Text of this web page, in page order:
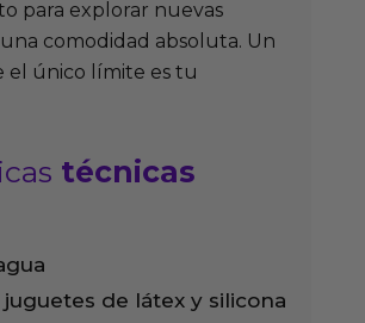
para explorar nuevas
comodidad absoluta. Un
el único límite es tu
técnicas
de látex y silicona